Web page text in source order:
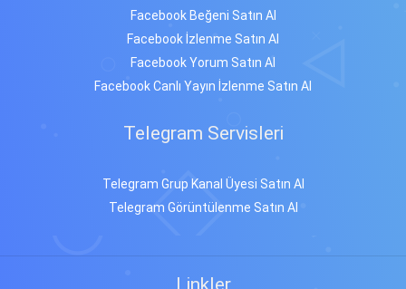
Facebook Beğeni Satın Al
Facebook İzlenme Satın Al
Facebook Yorum Satın Al
Facebook Canlı Yayın İzlenme Satın Al
Telegram Servisleri
Telegram Grup Kanal Üyesi Satın Al
Telegram Görüntülenme Satın Al
Linkler